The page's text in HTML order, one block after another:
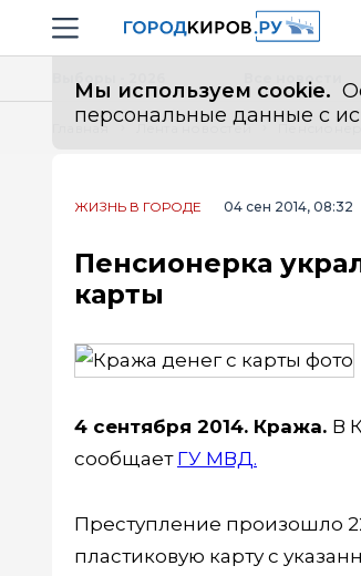
Навигация сайта
Мы используем cookie.
персональные данные с
Все новости
Главная Лента новостей
ЖИЗНЬ В ГОРОДЕ 04 сен 2014, 08:32
Пенсионерка
карты
4 сентября 2014. Кража. В
сообщает ГУ МВД.
Преступление произошло
пластиковую карту с